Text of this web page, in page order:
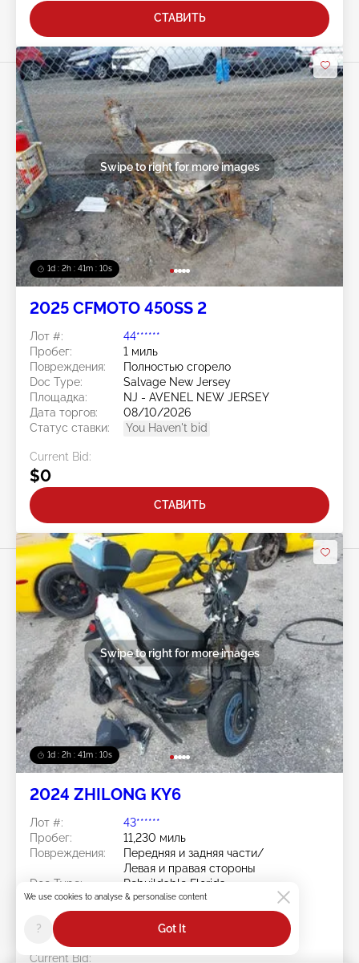
СТАВИТЬ
1d : 2h : 41m : 08s
Swipe to right for more images
2025 CFMOTO 450SS 2
Лот #:
44******
Пробег:
1 миль
Повреждения:
Полностью сгорело
Doc Type:
Salvage New Jersey
Площадка:
NJ - AVENEL NEW JERSEY
Дата торгов:
08/10/2026
Статус ставки:
You Haven't bid
Current Bid:
$0
СТАВИТЬ
1d : 2h : 41m : 08s
Swipe to right for more images
2024 ZHILONG KY6
Лот #:
43******
Пробег:
11,230 миль
Повреждения:
Передняя и задняя части/
Левая и правая стороны
Doc Type:
Rebuildable Florida
Площадка:
FL - WEST PALM BEACH
Дата торгов:
08/10/2026
Статус ставки:
You Haven't bid
Current Bid:
We use cookies to analyse & personalise content
? Got It